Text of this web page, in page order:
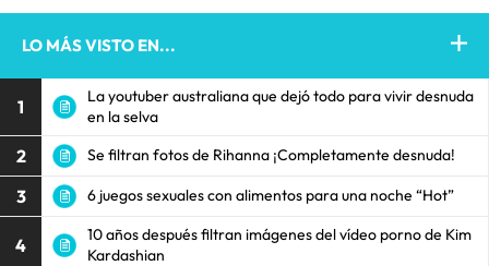
LO MÁS VISTO EN...
1
La youtuber australiana que dejó todo para vivir desnuda
en la selva
2 Se filtran fotos de Rihanna ¡Completamente desnuda!
3 6 juegos sexuales con alimentos para una noche “Hot”
4
10 años después filtran imágenes del vídeo porno de Kim
Kardashian